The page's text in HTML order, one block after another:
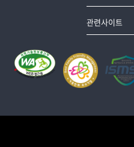
관련사이트